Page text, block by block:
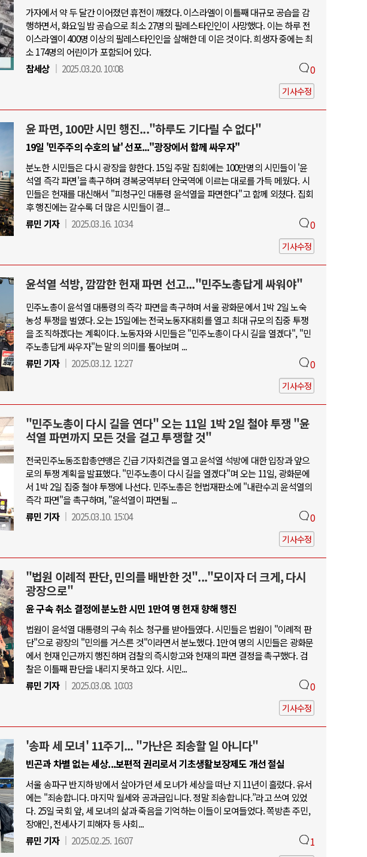
가자에서 약 두 달간 이어졌던 휴전이 깨졌다. 이스라엘이 이틀째 대규모 공습을 감
행하면서, 화요일 밤 공습으로 최소 27명의 팔레스타인인이 사망했다. 이는 하루 전
이스라엘이 400명 이상의 팔레스타인인을 살해한 데 이은 것이다. 희생자 중에는 최
소 174명의 어린이가 포함되어 있다.
참세상
2025.03.20. 10:08 0
기사수정
윤 파면, 100만 시민 행진..."하루도 기다릴 수 없다"
19일 '민주주의 수호의 날' 선포..."광장에서 함께 싸우자"
분노한 시민들은 다시 광장을 향한다. 15일 주말 집회에는 100만명의 시민들이 '윤
석열 즉각 파면'을 촉구하며 경복궁역부터 안국역에 이르는 대로를 가득 메웠다. 시
민들은 헌재를 대신해서 "피청구인 대통령 윤석열을 파면한다"고 함께 외쳤다. 집회
후 행진에는 갈수록 더 많은 시민들이 결...
류민 기자
2025.03.16. 10:34 0
기사수정
윤석열 석방, 깜깜한 헌재 파면 선고..."민주노총답게 싸워야"
민주노총이 윤석열 대통령의 즉각 파면을 촉구하며 서울 광화문에서 1박 2일 노숙
농성 투쟁을 벌였다. 오는 15일에는 전국노동자대회를 열고 최대 규모의 집중 투쟁
을 조직하겠다는 계획이다. 노동자와 시민들은 "민주노총이 다시 길을 열겠다", "민
주노총답게 싸우자"는 말의 의미를 톺아보며 ...
류민 기자
2025.03.12. 12:27 0
기사수정
"민주노총이 다시 길을 연다" 오는 11일 1박 2일 철야 투쟁 "윤
석열 파면까지 모든 것을 걸고 투쟁할 것"
전국민주노동조합총연맹은 긴급 기자회견을 열고 윤석열 석방에 대한 입장과 앞으
로의 투쟁 계획을 발표했다. "민주노총이 다시 길을 열겠다"며 오는 11일, 광화문에
서 1박 2일 집중 철야 투쟁에 나선다. 민주노총은 헌법재판소에 "내란수괴 윤석열의
즉각 파면"을 촉구하며, "윤석열이 파면될 ...
류민 기자
2025.03.10. 15:04 0
기사수정
"법원 이례적 판단, 민의를 배반한 것"..."모이자 더 크게, 다시
광장으로"
윤 구속 취소 결정에 분노한 시민 1만여 명 헌재 향해 행진
법원이 윤석열 대통령의 구속 취소 청구를 받아들였다. 시민들은 법원이 "이례적 판
단"으로 광장의 "민의를 거스른 것"이라면서 분노했다. 1만여 명의 시민들은 광화문
에서 헌재 인근까지 행진하며 검찰의 즉시항고와 헌재의 파면 결정을 촉구했다. 검
찰은 이틀째 판단을 내리지 못하고 있다. 시민...
류민 기자
2025.03.08. 10:03 0
기사수정
'송파 세 모녀' 11주기... "가난은 죄송할 일 아니다"
빈곤과 차별 없는 세상...보편적 권리로서 기초생활보장제도 개선 절실
서울 송파구 반지하 방에서 살아가던 세 모녀가 세상을 떠난 지 11년이 흘렀다. 유서
에는 "죄송합니다. 마지막 월세와 공과금입니다. 정말 죄송합니다.”라고 쓰여 있었
다. 25일 국회 앞, 세 모녀의 삶과 죽음을 기억하는 이들이 모여들었다. 쪽방촌 주민,
장애인, 전세사기 피해자 등 사회...
류민 기자
2025.02.25. 16:07 1